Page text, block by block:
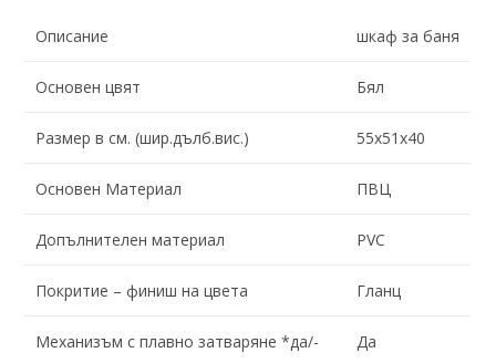
Описание шкаф за баня
Основен цвят Бял
Размер в см. (шир.дълб.вис.) 55х51х40
Основен Материал ПВЦ
Допълнителен материал PVC
Покритие – финиш на цвета Гланц
Механизъм с плавно затваряне *да/-
Да